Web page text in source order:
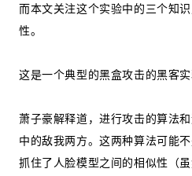
而本文关注这个实验中的三个知
性。
这是一个典型的黑盒攻击的黑客实
萧子豪解释道，进行攻击的算法
中的敌我两方。这两种算法可能
抓住了人脸模型之间的相似性（